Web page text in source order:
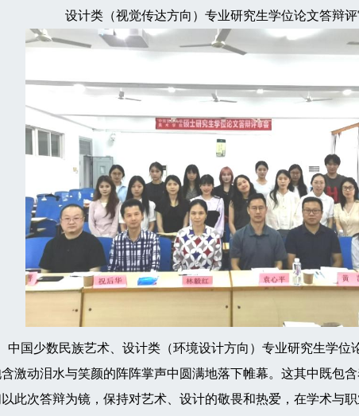
设计类（视觉传达方向）专业研究生学位论文答辩
中国少数民族艺术、设计类（环境设计方向）专业研究生学位
动泪水与笑颜的阵阵掌声中圆满地落下帷幕。这其中既包
此次答辩为镜，保持对艺术、设计的敬畏和热爱，在学术与职